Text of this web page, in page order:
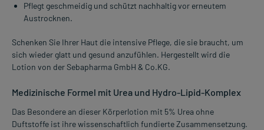
Pflegt geschmeidig und schützt nachhaltig vor erneutem
Austrocknen.
Schenken Sie Ihrer Haut die intensive Pflege, die sie braucht, um
sich wieder glatt und gesund anzufühlen. Hergestellt wird die
Lotion von der Sebapharma GmbH & Co.KG.
Medizinische Formel mit Urea und Hydro-Lipid-Komplex
Das Besondere an dieser Körperlotion mit 5% Urea ohne
Duftstoffe ist ihre wissenschaftlich fundierte Zusammensetzung.